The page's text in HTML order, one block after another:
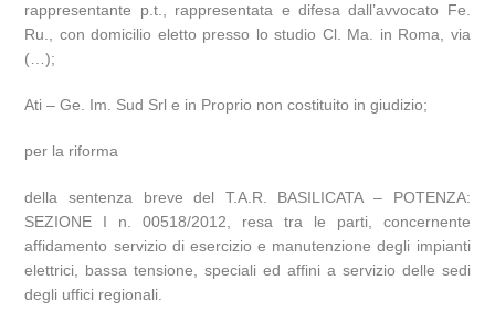
rappresentante p.t., rappresentata e difesa dall’avvocato Fe.
Ru., con domicilio eletto presso lo studio Cl. Ma. in Roma, via
(…);
Ati – Ge. Im. Sud Srl e in Proprio non costituito in giudizio;
per la riforma
della sentenza breve del T.A.R. BASILICATA – POTENZA:
SEZIONE I n. 00518/2012, resa tra le parti, concernente
affidamento servizio di esercizio e manutenzione degli impianti
elettrici, bassa tensione, speciali ed affini a servizio delle sedi
degli uffici regionali.